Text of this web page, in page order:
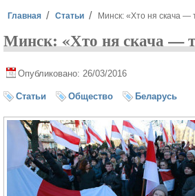
Вы здесь
Главная Статьи Минск: «Хто ня скача —
Минск: «Хто ня скача —
Опубликовано: 26/03/2016
Статьи Общество Беларусь